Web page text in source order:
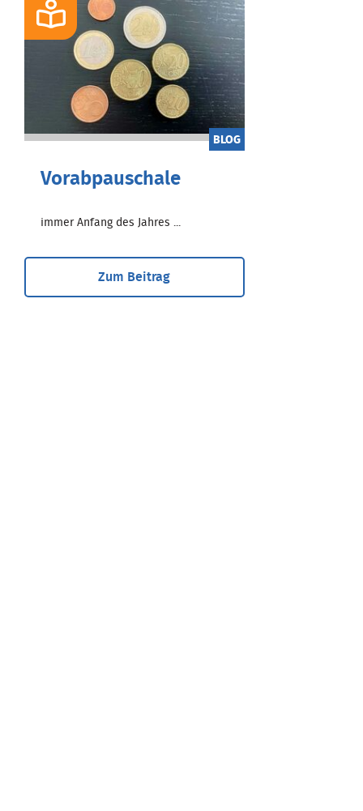
BLOG
Vorabpauschale
immer Anfang des Jahres ...
Zum Beitrag